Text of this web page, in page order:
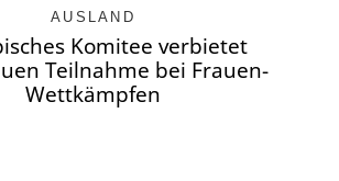
AUSLAND
Komitee verbietet
Teilnahme bei Frauen-
Wettkämpfen